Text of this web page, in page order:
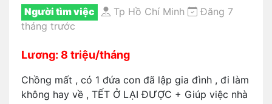
Người tìm việc Tp Hồ Chí Minh
Đăng 7
tháng trước
Lương: 8 triệu/tháng
Chồng mất , có 1 đứa con đã lập gia đình , đi làm
không hay về , TẾT Ở LẠI ĐƯỢC + Giúp việc nhà